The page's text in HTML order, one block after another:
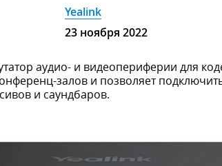
Yealink
23 ноября 2022
аудио- и видеопериферии для
залов и позволяет
и саундбаров.